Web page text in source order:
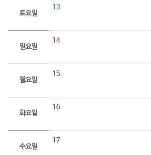
토요일
13
일요일
14
월요일
15
화요일
16
수요일
17